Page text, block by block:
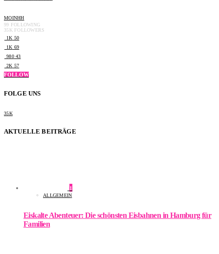
MOINHH
99 FOLLOWING
35KFOLLOWERS
1K 50
1K 69
980 43
2K 57
FOLLOW
FOLGE UNS
35K
AKTUELLE BEITRÄGE
1
ALLGEMEIN
Eiskalte Abenteuer: Die schönsten Eisbahnen in Hamburg für
Familien